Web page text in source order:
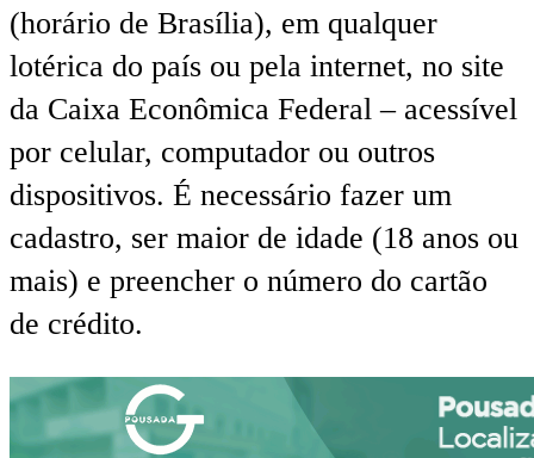
(horário de Brasília), em qualquer
lotérica do país ou pela internet, no site
da Caixa Econômica Federal – acessível
por celular, computador ou outros
dispositivos. É necessário fazer um
cadastro, ser maior de idade (18 anos ou
mais) e preencher o número do cartão
de crédito.